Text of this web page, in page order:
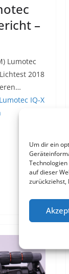
Um dir ein
auf dieser
zurückziehst,
–
Lumotec
2018
IQ-X